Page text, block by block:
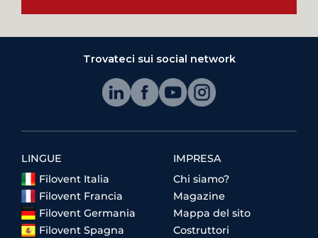
Trovateci sui social network
LINGUE
Filovent Italia
Filovent Francia
Filovent Germania
Filovent Spagna
IMPRESA
Chi siamo?
Magazine
Mappa del sito
Costruttori